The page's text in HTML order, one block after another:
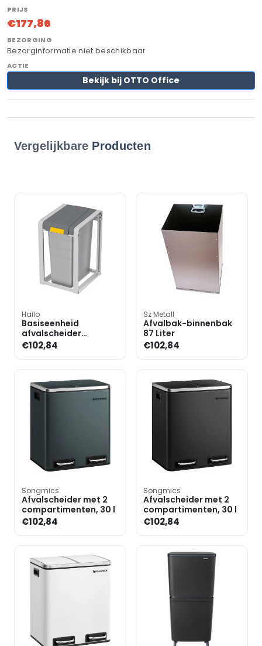
€177,86
Bezorginformatie niet beschikbaar
Bekijk bij OTTO Office
Vergelijkbare Producten
Hailo
Basiseenheid
afvalscheider
»ProfiLine Eco XL« 38
€102,84
Sz Metall
Afvalbak-binnenbak
87 Liter
€102,84
Songmics
Afvalscheider met 2
compartimenten, 30 l
€102,84
Songmics
Afvalscheider met 2
compartimenten, 30 l
€102,84